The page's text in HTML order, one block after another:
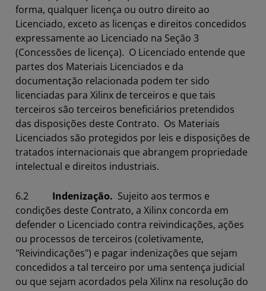
forma, qualquer licença ou outro direito ao
Licenciado, exceto as licenças e direitos concedidos
expressamente ao Licenciado na Seção 3
(Concessões de licença). O Licenciado entende que
partes dos Materiais Licenciados e da
documentação relacionada podem ter sido
licenciadas para Xilinx de terceiros e que tais
terceiros são terceiros beneficiários pretendidos
das disposições deste Contrato. Os Materiais
Licenciados são protegidos por leis e disposições de
tratados internacionais que abrangem propriedade
intelectual e direitos industriais.
6.2 Indenização. Sujeito aos termos e
condições deste Contrato, a Xilinx concorda em
defender o Licenciado contra reivindicações, ações
ou processos de terceiros (coletivamente,
"Reivindicações") e pagar indenizações que sejam
concedidos a tal terceiro por uma sentença judicial
ou que sejam acordados pela Xilinx na resolução do